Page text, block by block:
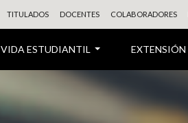
VIDA ESTUDIANTIL EXTENSIÓN
TITULADOS DOCENTES COLABORADORES